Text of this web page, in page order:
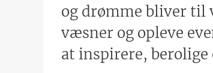
og drømme bliver til
væsner og opleve
at inspirere, berolige